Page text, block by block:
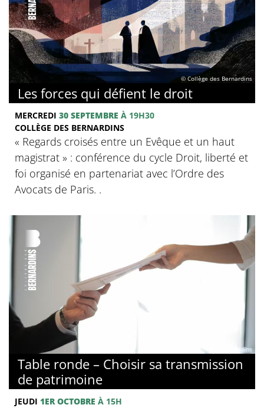
© Collège des Bernardins
Les forces qui défient le droit
MERCREDI 30 SEPTEMBRE À 19H30
COLLÈGE DES BERNARDINS
« Regards croisés entre un Evêque et un haut
magistrat » : conférence du cycle Droit, liberté et
foi organisé en partenariat avec l’Ordre des
Avocats de Paris. .
© Collège des Bernardins
Table ronde – Choisir sa transmission
de patrimoine
JEUDI 1ER OCTOBRE À 15H